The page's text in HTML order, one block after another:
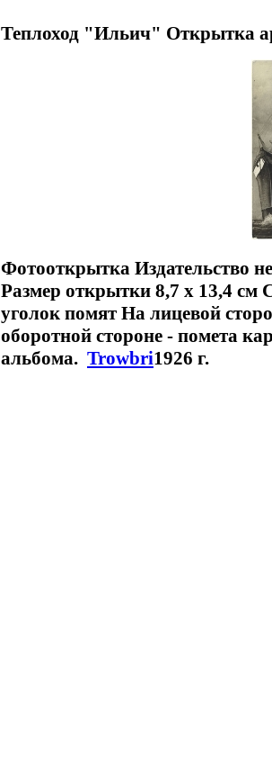
Теплоход "Ильич" Открытка
Фотооткрытка Издательство
Размер открытки 8,7 х 13,4
уголок помят На лицевой
оборотной стороне - помета
альбома. Trowbri1926 г.